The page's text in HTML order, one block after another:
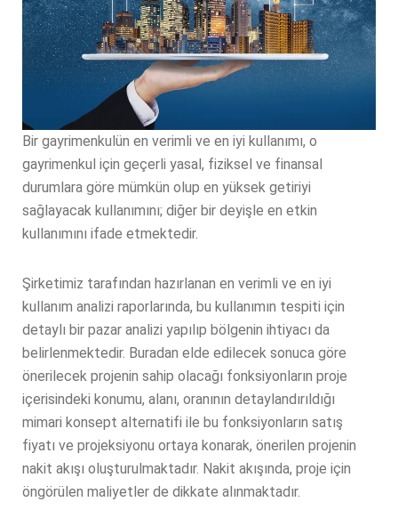
Bir gayrimenkulün en verimli ve en iyi kullanımı, o
gayrimenkul için geçerli yasal, fiziksel ve finansal
durumlara göre mümkün olup en yüksek getiriyi
sağlayacak kullanımını; diğer bir deyişle en etkin
kullanımını ifade etmektedir.
Şirketimiz tarafından hazırlanan en verimli ve en iyi
kullanım analizi raporlarında, bu kullanımın tespiti için
detaylı bir pazar analizi yapılıp bölgenin ihtiyacı da
belirlenmektedir. Buradan elde edilecek sonuca göre
önerilecek projenin sahip olacağı fonksiyonların proje
içerisindeki konumu, alanı, oranının detaylandırıldığı
mimari konsept alternatifi ile bu fonksiyonların satış
fiyatı ve projeksiyonu ortaya konarak, önerilen projenin
nakit akışı oluşturulmaktadır. Nakit akışında, proje için
öngörülen maliyetler de dikkate alınmaktadır.